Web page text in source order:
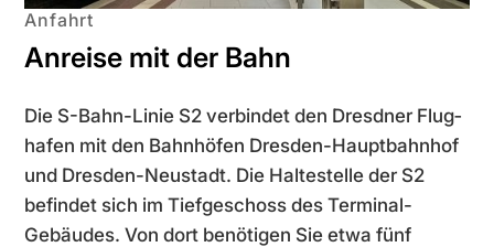
Anfahrt
Anreise mit der Bahn
Die S-Bahn-Linie S2 verbindet den Dresdner Flug­
hafen mit den Bahnhöfen Dresden-Hauptbahnhof
und Dresden-Neustadt. Die Haltestelle der S2
befindet sich im Tiefgeschoss des Terminal-
Gebäudes. Von dort benötigen Sie etwa fünf